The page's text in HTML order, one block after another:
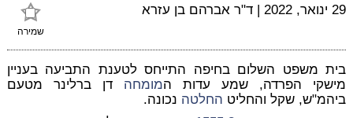
שמירה
29 ינואר, 2022 | ד"ר אברהם בן עזרא
בית משפט השלום בחיפה התייחס לטענת התביעה בעניין
מישקי הפרדה, שמע עדות המומחה דן ברלינר מטעם
ביהמ"ש, שקל והחליט החלטה נכונה.